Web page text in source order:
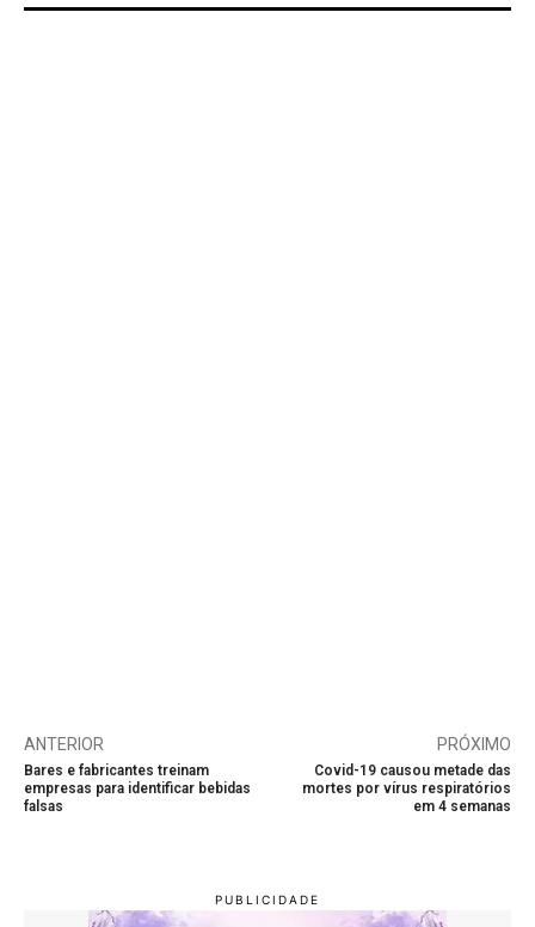
ANTERIOR
Bares e fabricantes treinam
empresas para identificar bebidas
falsas
PRÓXIMO
Covid-19 causou metade das
mortes por vírus respiratórios
em 4 semanas